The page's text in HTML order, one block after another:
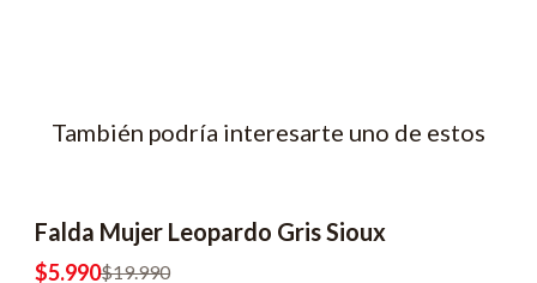
También podría interesarte uno de estos
-70% OFF
Falda Mujer Leopardo Gris Sioux
$5.990$19.990